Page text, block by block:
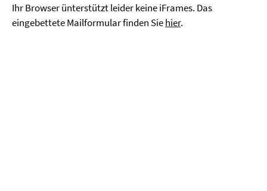
Ihr Browser ünterstützt leider keine iFrames. Das
eingebettete Mailformular finden Siehier.